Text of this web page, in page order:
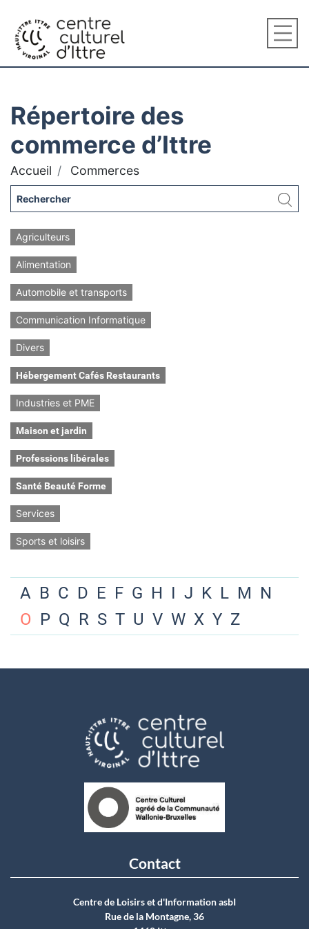
Répertoire des
commerce d’Ittre
Accueil Commerces
Agriculteurs
Alimentation
Automobile et transports
Communication Informatique
Divers
Hébergement Cafés Restaurants
Industries et PME
Maison et jardin
Professions libérales
Santé Beauté Forme
Services
Sports et loisirs
A B C D E F G H I J K L M N
O P Q R S T U V W X Y Z
Contact
Centre de Loisirs et d'Information asbI
Rue de la Montagne, 36